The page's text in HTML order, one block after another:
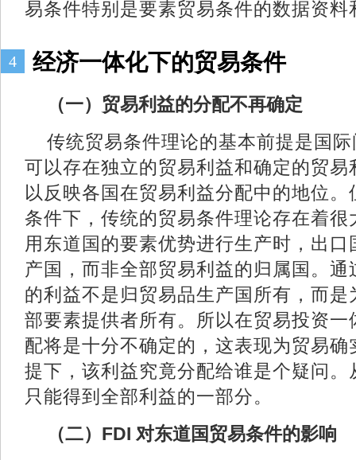
易条件特别是要素贸易条件的数据资
4 经济一体化下的贸易条件
（一）贸易利益的分配不再确定
传统贸易条件理论的基本前提是国
可以存在独立的贸易利益和确定的贸
以反映各国在贸易利益分配中的地位
条件下，传统的贸易条件理论存在着
用东道国的要素优势进行生产时，出
产国，而非全部贸易利益的归属国。
的利益不是归贸易品生产国所有，而
部要素提供者所有。所以在贸易投资
配将是十分不确定的，这表现为贸易
提下，该利益究竟分配给谁是个疑问
只能得到全部利益的一部分。
（二）FDI 对东道国贸易条件的